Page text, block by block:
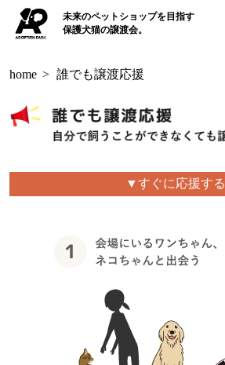
未来のペットショップを目指す
保護犬猫の譲渡会。
home > 誰でも譲渡応援
▼すぐに応援する